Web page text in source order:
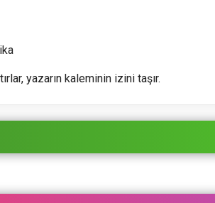
yazarın kaleminin izini taşır.